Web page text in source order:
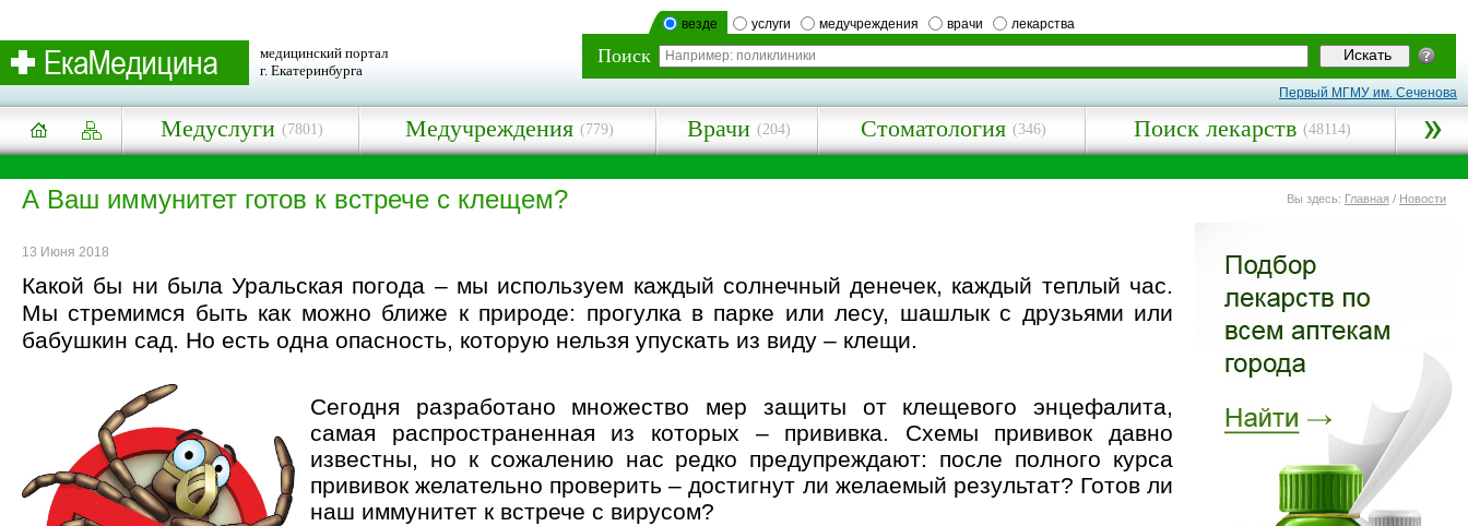
везде услуги медучреждения врачи лекарства
Поиск
медицинский портал
г. Екатеринбурга
Первый МГМУ им. Сеченова
Медуслуги (7801) Медучреждения (779) Врачи (204) Стоматология (346) Поиск лекарств (48114)
А Ваш иммунитет готов к встрече с клещем? Вы здесь: Главная / Новости
13 Июня 2018
Какой бы ни была Уральская погода – мы используем каждый солнечный денечек, каждый теплый час.
Мы стремимся быть как можно ближе к природе: прогулка в парке или лесу, шашлык с друзьями или
бабушкин сад. Но есть одна опасность, которую нельзя упускать из виду – клещи.
Сегодня разработано множество мер защиты от клещевого энцефалита,
самая распространенная из которых – прививка. Схемы прививок давно
известны, но к сожалению нас редко предупреждают: после полного курса
прививок желательно проверить – достигнут ли желаемый результат? Готов ли
наш иммунитет к встрече с вирусом?